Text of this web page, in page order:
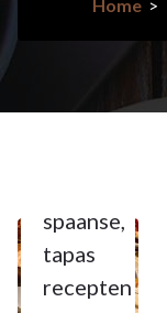
Home>
24
2025
spaanse
tapas
recepten